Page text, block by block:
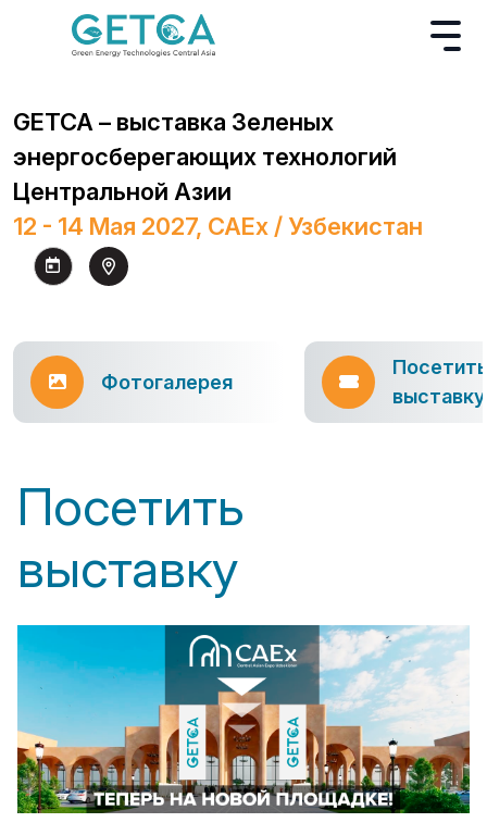
GETCA – выставка Зеленых
энергосберегающих технологий
Центральной Азии
12 - 14 Мая 2027, CAEx / Узбекистан
Фотогалерея
Посетить
выставку
Посетить
выставку